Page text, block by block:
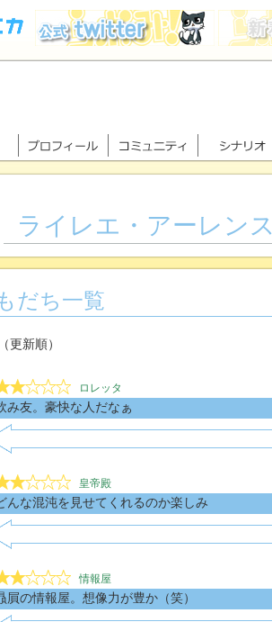
ライレエ・アーレンス
だち一覧
更新順）
ロレッタ
み友。豪快な人だなぁ
皇帝殿
んな混沌を見せてくれるのか楽しみ
情報屋
屓の情報屋。想像力が豊か（笑）